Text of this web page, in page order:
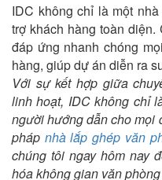
IDC không chỉ là một
trợ khách hàng toàn
đáp ứng nhanh chóng
hàng, giúp dự án diễn ra
Với sự kết hợp giữa
linh hoạt, IDC không chỉ
người hướng dẫn cho mọi
pháp nhà lắp ghép văn
chúng tôi ngay hôm nay
hóa không gian văn